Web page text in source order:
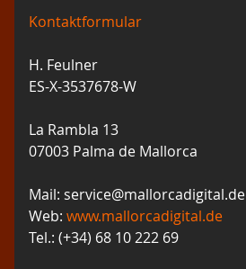
Kontaktformular
H. Feulner
ES-X-3537678-W
La Rambla 13
07003 Palma de Mallorca
Mail: service@mallorcadigital.de
Web: www.mallorcadigital.de
Tel.: (+34) 68 10 222 69